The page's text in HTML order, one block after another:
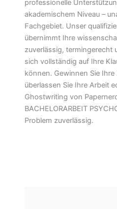
professionelle
akademischem Niveau –
Fachgebiet. Unser
übernimmt Ihre
zuverlässig, termingerecht
sich vollständig auf Ihre
können. Gewinnen Sie
überlassen Sie Ihre Arbeit
Ghostwriting von
BACHELORARBEIT
Problem zuverlässig.